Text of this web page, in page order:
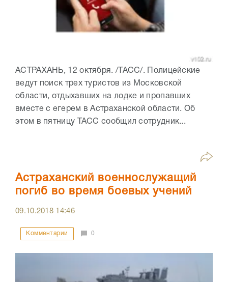
АСТРАХАНЬ, 12 октября. /ТАСС/. Полицейские
ведут поиск трех туристов из Московской
области, отдыхавших на лодке и пропавших
вместе с егерем в Астраханской области. Об
этом в пятницу ТАСС сообщил сотрудник...
Астраханский военнослужащий
погиб во время боевых учений
09.10.2018 14:46
Комментарии 0